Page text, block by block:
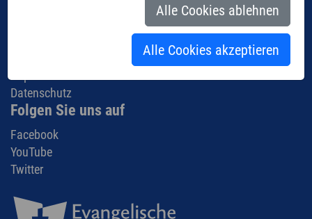
Datenschutz
Folgen Sie uns auf
Facebook
YouTube
Twitter
Alle Cookies ablehnen
Alle Cookies akzeptieren